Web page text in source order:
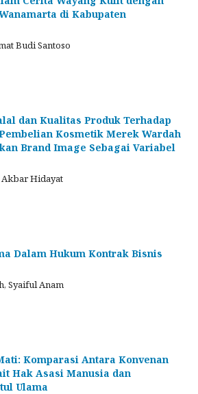
di Kabupaten
Budi Santoso
dan Kualitas Produk Terhadap
Kosmetik Merek Wardah
Brand Image Sebagai Variabel
Akbar Hidayat
Dalam Hukum Kontrak Bisnis
Syaiful Anam
Komparasi Antara Konvenan
Hak Asasi Manusia dan
Ulama